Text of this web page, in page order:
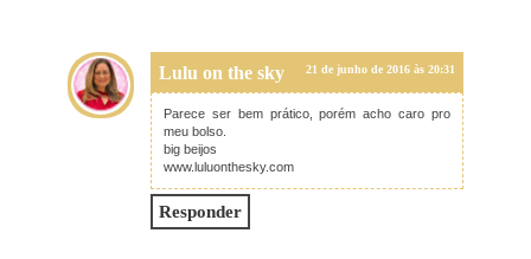
Lulu on the sky 21 de junho de 2016 às 20:31
Parece ser bem prático, porém acho caro pro
meu bolso.
big beijos
www.luluonthesky.com
Responder